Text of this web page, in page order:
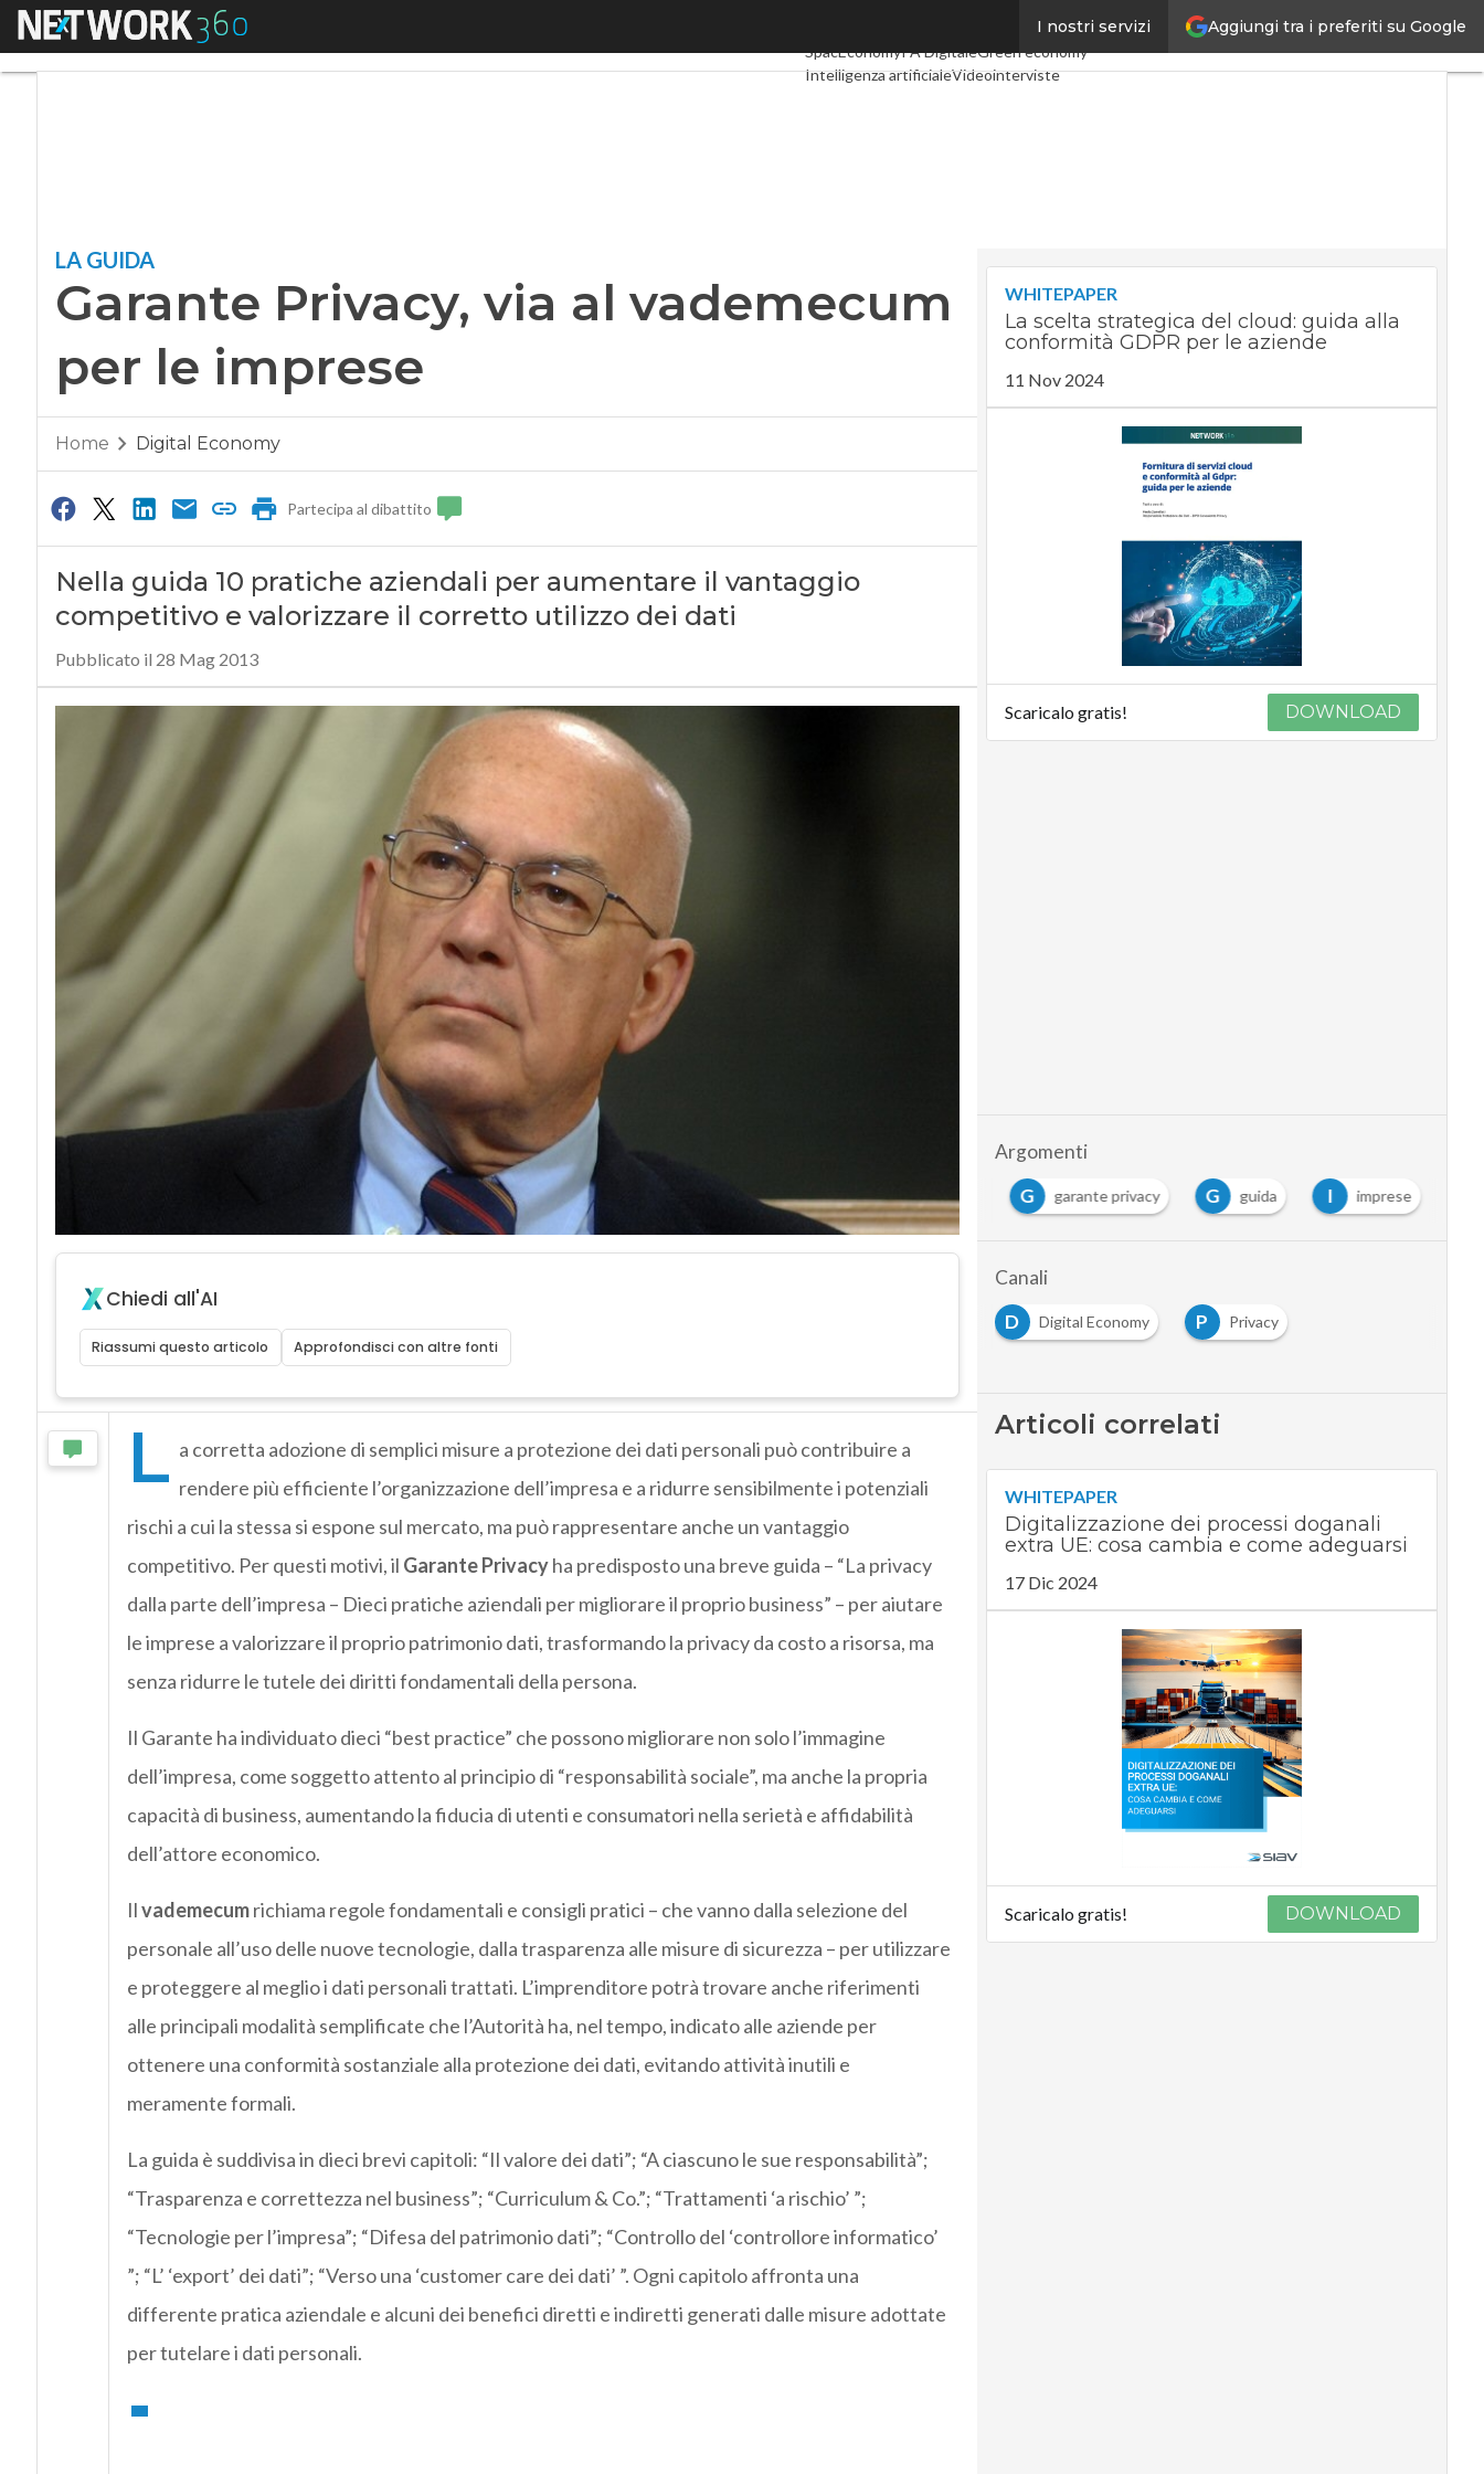
Aggiungi tra i preferiti su Google
I nostri servizi
Menu Telco Industria 4.0
SpacEconomyPA DigitaleGreen economy
Intelligenza artificialeVideointerviste
LA GUIDA
Garante Privacy, via al vademecum
per le imprese
Home Digital Economy
Partecipa al dibattito
Nella guida 10 pratiche aziendali per aumentare il vantaggio
competitivo e valorizzare il corretto utilizzo dei dati
Pubblicato il 28 Mag 2013
Chiedi all'AI
Riassumi questo articolo Approfondisci con altre fonti
L a corretta adozione di semplici misure a protezione dei dati personali può contribuire a
rendere più efficiente l’organizzazione dell’impresa e a ridurre sensibilmente i potenziali
rischi a cui la stessa si espone sul mercato, ma può rappresentare anche un vantaggio
competitivo. Per questi motivi, il Garante Privacyha predisposto una breve guida – “La privacy
dalla parte dell’impresa – Dieci pratiche aziendali per migliorare il proprio business” – per aiutare
le imprese a valorizzare il proprio patrimonio dati, trasformando la privacy da costo a risorsa, ma
senza ridurre le tutele dei diritti fondamentali della persona.
Il Garante ha individuato dieci “best practice” che possono migliorare non solo l’immagine
dell’impresa, come soggetto attento al principio di “responsabilità sociale”, ma anche la propria
capacità di business, aumentando la fiducia di utenti e consumatori nella serietà e affidabilità
dell’attore economico.
Ilvademecumrichiama regole fondamentali e consigli pratici – che vanno dalla selezione del
personale all’uso delle nuove tecnologie, dalla trasparenza alle misure di sicurezza – per utilizzare
e proteggere al meglio i dati personali trattati. L’imprenditore potrà trovare anche riferimenti
alle principali modalità semplificate che l’Autorità ha, nel tempo, indicato alle aziende per
ottenere una conformità sostanziale alla protezione dei dati, evitando attività inutili e
meramente formali.
La guida è suddivisa in dieci brevi capitoli: “Il valore dei dati”; “A ciascuno le sue responsabilità”;
“Trasparenza e correttezza nel business”; “Curriculum & Co.”; “Trattamenti ‘a rischio’ ”;
“Tecnologie per l’impresa”; “Difesa del patrimonio dati”; “Controllo del ‘controllore informatico’
”; “L’ ‘export’ dei dati”; “Verso una ‘customer care dei dati’ ”. Ogni capitolo affronta una
differente pratica aziendale e alcuni dei benefici diretti e indiretti generati dalle misure adottate
per tutelare i dati personali.
WHITEPAPER
La scelta strategica del cloud: guida alla
conformità GDPR per le aziende
11 Nov 2024
Scaricalo gratis! DOWNLOAD
Argomenti
D
dati personali G garante privacy G guida I imprese
Canali
D
Digital Economy P Privacy
Articoli correlati
WHITEPAPER
Digitalizzazione dei processi doganali
extra UE: cosa cambia e come adeguarsi
17 Dic 2024
Scaricalo gratis! DOWNLOAD